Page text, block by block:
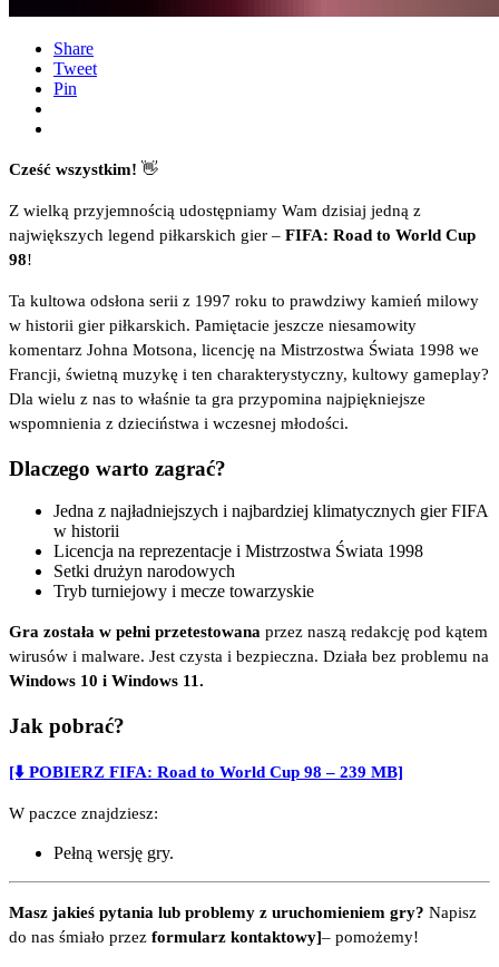
Share
Tweet
Pin
Cześć wszystkim! 👋
Z wielką przyjemnością udostępniamy Wam dzisiaj jedną z
największych legend piłkarskich gier – FIFA: Road to World Cup
98!
Ta kultowa odsłona serii z 1997 roku to prawdziwy kamień milowy
w historii gier piłkarskich. Pamiętacie jeszcze niesamowity
komentarz Johna Motsona, licencję na Mistrzostwa Świata 1998 we
Francji, świetną muzykę i ten charakterystyczny, kultowy gameplay?
Dla wielu z nas to właśnie ta gra przypomina najpiękniejsze
wspomnienia z dzieciństwa i wczesnej młodości.
Dlaczego warto zagrać?
Jedna z najładniejszych i najbardziej klimatycznych gier FIFA
w historii
Licencja na reprezentacje i Mistrzostwa Świata 1998
Setki drużyn narodowych
Tryb turniejowy i mecze towarzyskie
Gra została w pełni przetestowana przez naszą redakcję pod kątem
wirusów i malware. Jest czysta i bezpieczna. Działa bez problemu na
Windows 10 i Windows 11.
Jak pobrać?
[⬇️ POBIERZ FIFA: Road to World Cup 98 – 239 MB]
W paczce znajdziesz:
Pełną wersję gry.
Masz jakieś pytania lub problemy z uruchomieniem gry? Napisz
do nas śmiało przez formularz kontaktowy]– pomożemy!